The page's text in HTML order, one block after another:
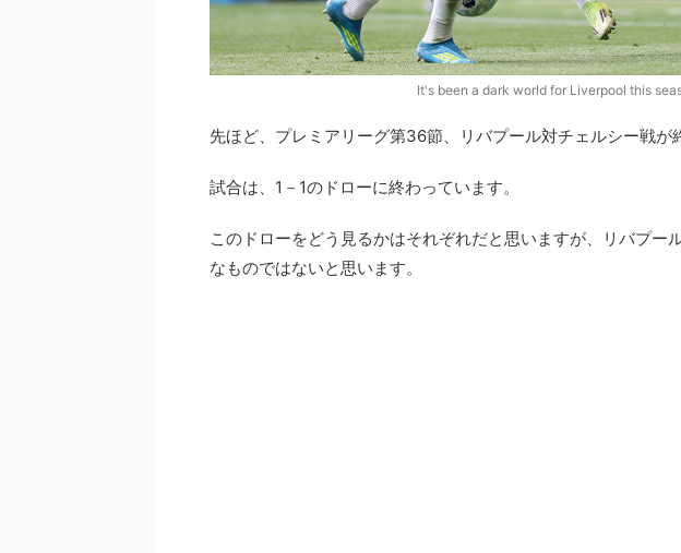
It's been a dark world for Liverpool this
先ほど、プレミアリーグ第36節、リバプール対チェルシー戦が
試合は、1－1のドローに終わっています。
このドローをどう見るかはそれぞれだと思いますが、リバプー
なものではないと思います。